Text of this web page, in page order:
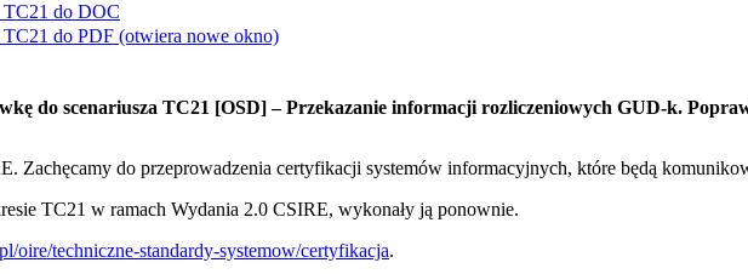
TC21 do DOC
TC21 do PDF (otwiera nowe okno)
do scenariusza TC21 [OSD] – Przekazanie informacji rozliczeniowych GUD-k.
Zachęcamy do przeprowadzenia certyfikacji systemów informacyjnych, które będą
TC21 w ramach Wydania 2.0 CSIRE, wykonały ją ponownie.
oire/techniczne-standardy-systemow/certyfikacja.